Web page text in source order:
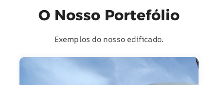
O Nosso Portefólio
Exemplos do nosso edificado.